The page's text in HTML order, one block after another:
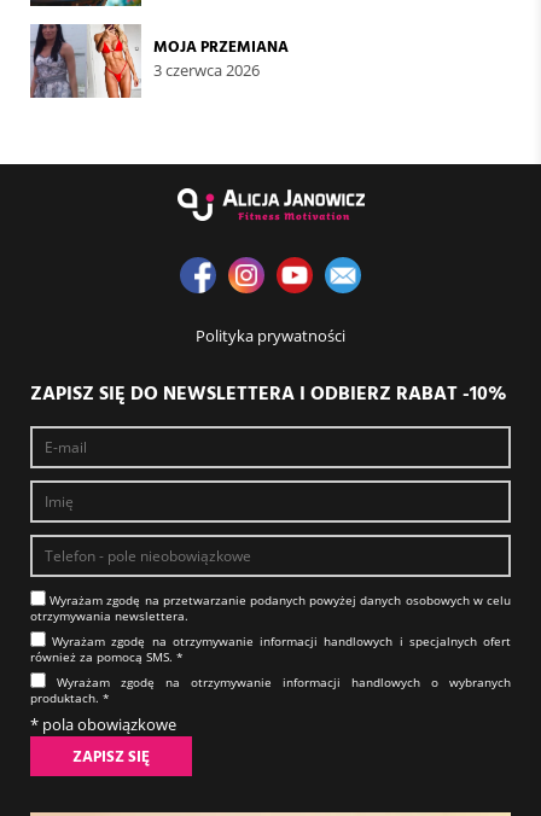
MOJA PRZEMIANA
3 czerwca 2026
Polityka prywatności
ZAPISZ SIĘ DO NEWSLETTERA I ODBIERZ RABAT -10%
Wyrażam zgodę na prze­twa­rza­nie po­da­nych powyżej danych osobowych w celu
otrzy­my­wa­nia new­slet­tera.​​​​​​​
Wyrażam zgodę na otrzy­my­wa­nie in­for­ma­cji han­dlo­wych i specjalnych ofert
również za pomocą SMS.​​​​​​​ *
Wyrażam zgodę na otrzy­my­wa­nie in­for­ma­cji han­dlo­wych o wybranych
produktach.​​​​​​​ *
* pola obowiązkowe